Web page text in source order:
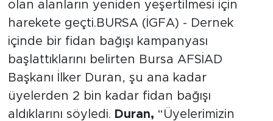
olan alanların yeniden yeşertilmesi için
harekete geçti.BURSA (İGFA) - Dernek
içinde bir fidan bağışı kampanyası
başlattıklarını belirten Bursa AFSİAD
Başkanı İlker Duran, şu ana kadar
üyelerden 2 bin kadar fidan bağışı
aldıklarını söyledi. Duran, “Üyelerimizin